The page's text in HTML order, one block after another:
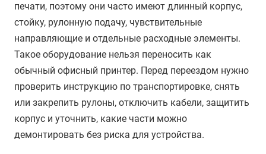
печати, поэтому они часто имеют длинный корпус,
стойку, рулонную подачу, чувствительные
направляющие и отдельные расходные элементы.
Такое оборудование нельзя переносить как
обычный офисный принтер. Перед переездом нужно
проверить инструкцию по транспортировке, снять
или закрепить рулоны, отключить кабели, защитить
корпус и уточнить, какие части можно
демонтировать без риска для устройства.